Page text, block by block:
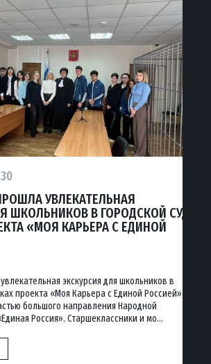
УВЛЕКАТЕЛЬНАЯ
ШКОЛЬНИКОВ В ГОРОДСКОЙ СУД
«МОЯ КАРЬЕРА С ЕДИНОЙ
экскурсия для школьников в
проекта «Моя Карьера с Единой Россией»,
большого направления Народной
Россия». Старшеклассники и мо...